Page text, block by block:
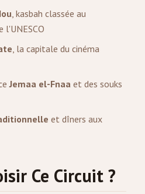
, kasbah classée au
l'UNESCO
, la capitale du cinéma
Jemaa el-Fnaa et des souks
et dîners aux
Ce Circuit ?